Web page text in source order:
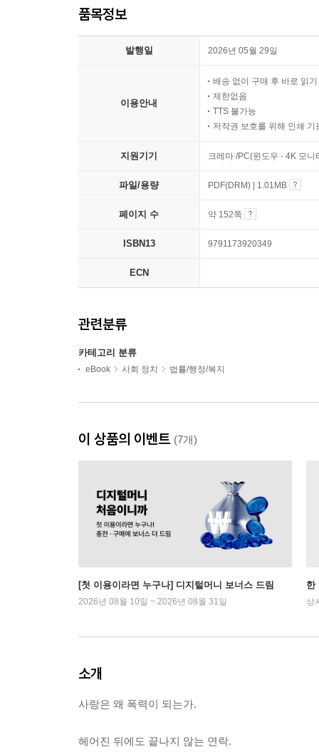
품목정보
발행일 2026년 05월 29일
이용안내
배송 없이 구매 후 바로 읽기
제한없음
TTS 불가능
저작권 보호를 위해 인쇄 기
지원기기 크레마 /PC(윈도우 - 4K 모
파일/용량 PDF(DRM) | 1.01MB
페이지 수 약 152쪽
ISBN13 9791173920349
ECN
관련분류
카테고리 분류
eBook 사회 정치 법률/행정/복지
이 상품의 이벤트 (7개)
[첫 이용이라면 누구나] 디지털머니 보너스 드림
2026년 08월 10일 ~ 2026년 08월 31일
한
상
소개
사랑은 왜 폭력이 되는가.
헤어진 뒤에도 끝나지 않는 연락.